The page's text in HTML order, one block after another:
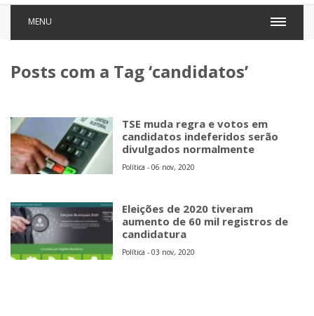
MENU
Posts com a Tag ‘candidatos’
TSE muda regra e votos em
candidatos indeferidos serão
divulgados normalmente
Política - 06 nov, 2020
Eleições de 2020 tiveram
aumento de 60 mil registros de
candidatura
Política - 03 nov, 2020